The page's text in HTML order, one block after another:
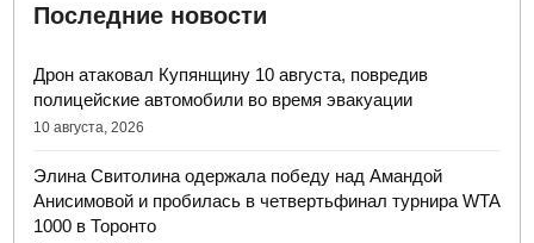
Последние новости
Дрон атаковал Купянщину 10 августа, повредив
полицейские автомобили во время эвакуации
10 августа, 2026
Элина Свитолина одержала победу над Амандой
Анисимовой и пробилась в четвертьфинал турнира WTA
1000 в Торонто